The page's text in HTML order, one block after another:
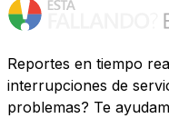
Reportes en tiempo
interrupciones de
problemas? Te